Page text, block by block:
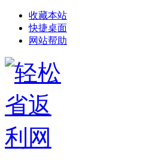
收藏本站
快捷桌面
网站帮助